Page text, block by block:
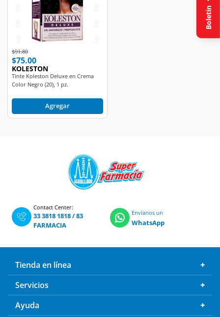
Price reduced from
$91.80to
$75.00
KOLESTON
Tinte Koleston Deluxe en Crema
Color Negro (20), 1 pz.
Agregar
Contact Center:
33 3818 1818/83
FARMACIA
Envíanos un
WhatsApp
Tienda en línea
Servicios
Ayuda
Boletín